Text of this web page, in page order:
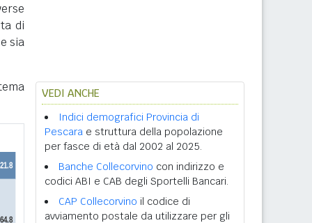
di
sia
VEDI ANCHE
Indici demografici Provincia di
Pescara e struttura della popolazione
per fasce di età dal 2002 al 2025.
Banche Collecorvino con indirizzo e
codici ABI e CAB degli Sportelli Bancari.
CAP Collecorvino il codice di
avviamento postale da utilizzare per gli